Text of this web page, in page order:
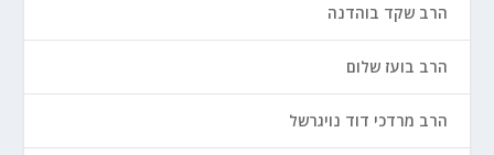
הרב שקד בוהדנה
הרב בועז שלום
הרב מרדכי דוד נויגרשל